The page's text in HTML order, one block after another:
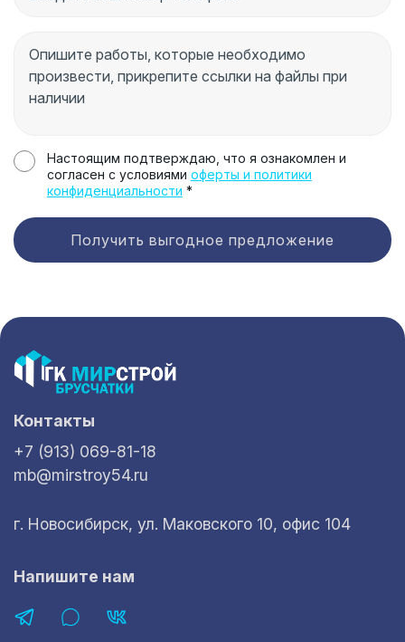
Настоящим подтверждаю, что я ознакомлен и
согласен с условиями оферты и политики
конфиденциальности *
Получить выгодное предложение
Контакты
+7 (913) 069-81-18
mb@mirstroy54.ru
г. Новосибирск, ул. Маковского 10, офис 104
Напишите нам